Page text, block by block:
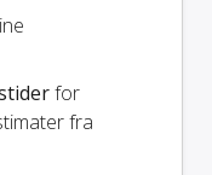
for
fra